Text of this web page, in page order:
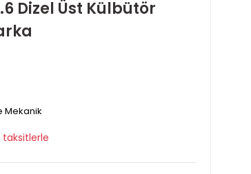
Dizel Üst Külbütör
Mekanik